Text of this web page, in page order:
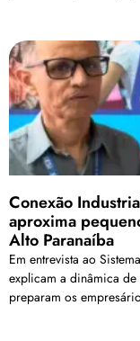
Conexão
aproxima
Alto Paranaíba
Em entrevista ao
explicam a dinâmica
preparam os